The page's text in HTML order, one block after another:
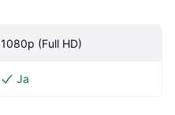
1080p (Full HD)
Ja